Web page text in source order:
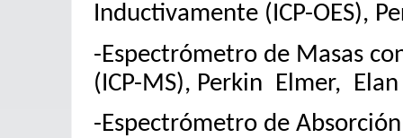
Inductivamente (ICP-OES),
-Espectrómetro de Masas
(ICP-MS), Perkin Elmer,
-Espectrómetro de